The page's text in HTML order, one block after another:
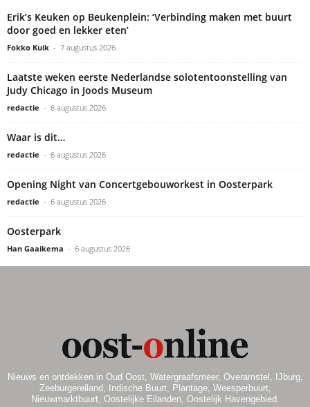
Erik’s Keuken op Beukenplein: ‘Verbinding maken met buurt
door goed en lekker eten’
Fokko Kuik - 7 augustus 2026
Laatste weken eerste Nederlandse solotentoonstelling van
Judy Chicago in Joods Museum
redactie - 6 augustus 2026
Waar is dit…
redactie - 6 augustus 2026
Opening Night van Concertgebouworkest in Oosterpark
redactie - 6 augustus 2026
Oosterpark
Han Gaaikema - 6 augustus 2026
Nieuws en ontdekken in Oud Oost, Watergraafsmeer, Overamstel, IJburg,
Zeeburgereiland, Indische Buurt, Plantage, Weesperbuurt,
Nieuwmarktbuurt, Oostelijke Eilanden, Oostelijk Havengebied.